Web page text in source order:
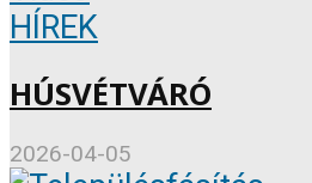
HÍREK
HÚSVÉTVÁRÓ
2026-04-05